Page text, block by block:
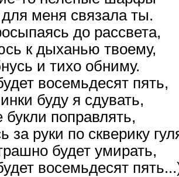
меня связала ты.
до рассвета,
к дыханью твоему,
и тихо обниму.
восемьдесят пять,
буду я сдувать,
поправлять,
за руки по скверику
будет умирать,
восемьдесят